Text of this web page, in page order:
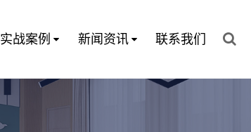
实战案例 新闻资讯 联系我们